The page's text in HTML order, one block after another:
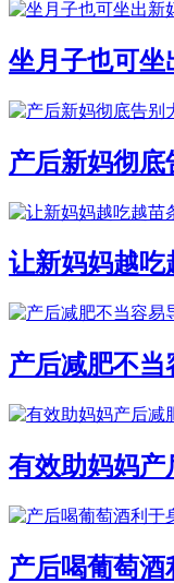
坐月子也可坐
产后新妈彻
让新妈妈越吃
产后减肥不
有效助妈妈产
产后喝葡萄酒